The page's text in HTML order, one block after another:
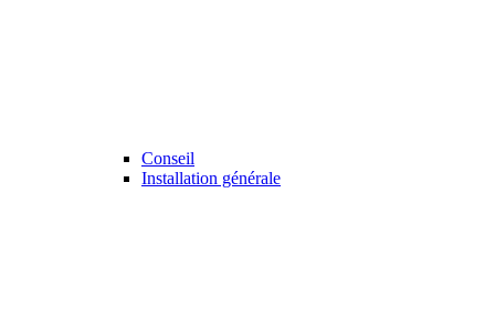
Conseil
Installation générale